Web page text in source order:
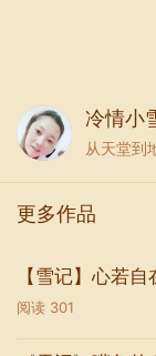
冷情小
从天堂到
更多作品
【雪记】心若
阅读 301